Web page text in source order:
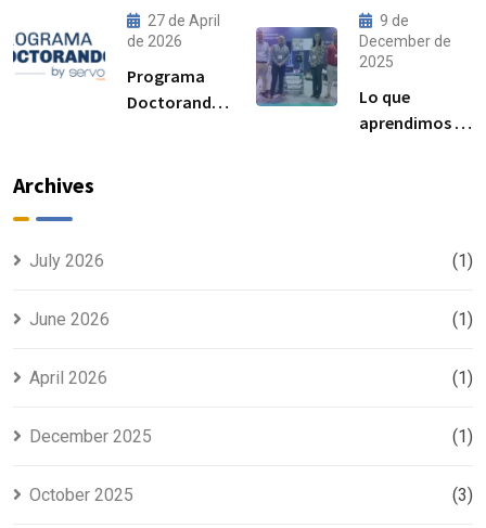
cada vez más
importantes
para el
rendimiento
procedimiento,
norma ISO
6892-1 y
resultados
esperados
27 de April
de 2026
Programa
Doctorandos
9 de
December de
2025
Lo que
aprendimos en
Archives
July 2026 (1)
June 2026 (1)
April 2026 (1)
December 2025 (1)
October 2025 (3)